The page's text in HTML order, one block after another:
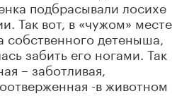
подбрасывали лосихе
Так вот, в «чужом» месте
собственного детеныша,
забить его ногами. Так
– заботливая,
-в животном